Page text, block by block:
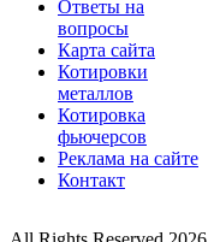
Ответы на
вопросы
Карта сайта
Котировки
металлов
Котировка
фьючерсов
Реклама на сайте
Контакт